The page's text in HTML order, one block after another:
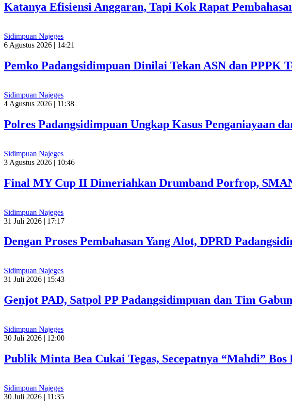
Katanya Efisiensi Anggaran, Tapi Kok Rapat
Sidimpuan Najeges
6 Agustus 2026 | 14:21
Pemko Padangsidimpuan Dinilai Tekan ASN dan PPPK
Sidimpuan Najeges
4 Agustus 2026 | 11:38
Polres Padangsidimpuan Ungkap Kasus Penganiayaan
Sidimpuan Najeges
3 Agustus 2026 | 10:46
Final MY Cup II Dimeriahkan Drumband Porfrop,
Sidimpuan Najeges
31 Juli 2026 | 17:17
Dengan Proses Pembahasan Yang Alot, DPRD
Sidimpuan Najeges
31 Juli 2026 | 15:43
Genjot PAD, Satpol PP Padangsidimpuan dan Tim
Sidimpuan Najeges
30 Juli 2026 | 12:00
Publik Minta Bea Cukai Tegas, Secepatnya “Mahdi”
Sidimpuan Najeges
30 Juli 2026 | 11:35